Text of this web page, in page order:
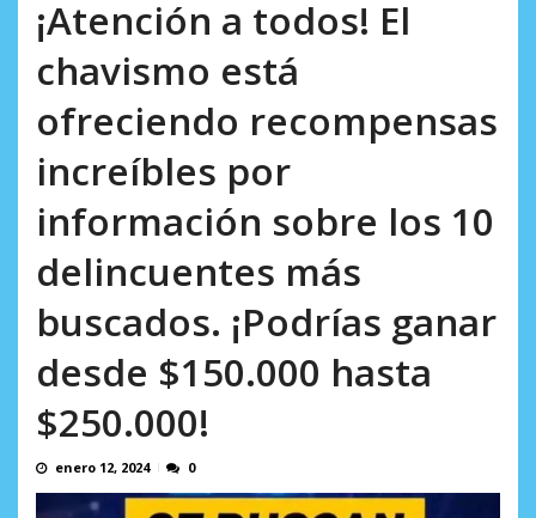
¡Atención a todos! El
chavismo está
ofreciendo recompensas
increíbles por
información sobre los 10
delincuentes más
buscados. ¡Podrías ganar
desde $150.000 hasta
$250.000!
enero 12, 2024 0